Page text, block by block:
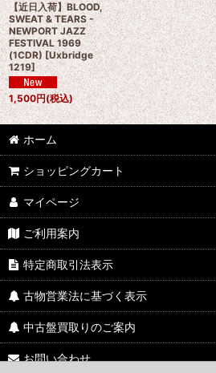
【近日入荷】BLOOD,
SWEAT & TEARS -
NEWPORT JAZZ
FESTIVAL 1969
(1CDR) [Uxbridge
1219]
1,500円(税込)
ホーム
ショッピングカート
マイページ
ご利用案内
特定商取引法表示
古物営業法に基づく表示
中古盤買取りのご案内
お問い合わせ